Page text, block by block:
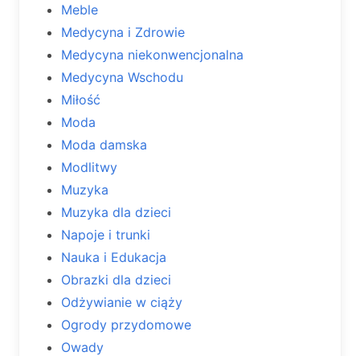
Meble
Medycyna i Zdrowie
Medycyna niekonwencjonalna
Medycyna Wschodu
Miłość
Moda
Moda damska
Modlitwy
Muzyka
Muzyka dla dzieci
Napoje i trunki
Nauka i Edukacja
Obrazki dla dzieci
Odżywianie w ciąży
Ogrody przydomowe
Owady